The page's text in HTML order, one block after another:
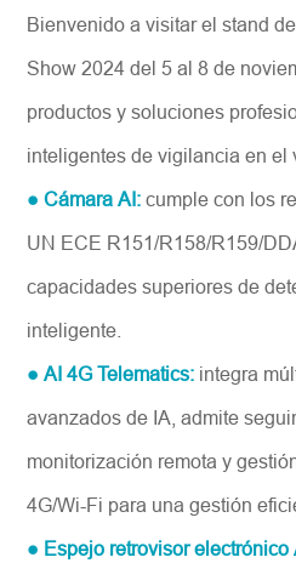
Bienvenido a visitar el stand
Show 2024 del 5 al 8 de
productos y soluciones
inteligentes de vigilancia en el
● Cámara AI:cumple con los
UN ECE R151/R158/R159/
capacidades superiores de
inteligente.
● AI 4G Telematics: integra
avanzados de IA, admite
monitorización remota y
4G/Wi-Fi para una gestión
● Espejo retrovisor